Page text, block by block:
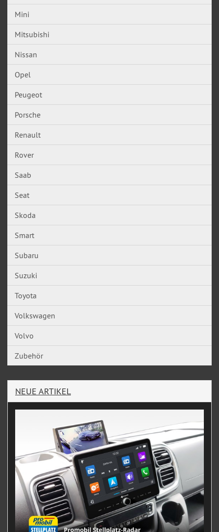
Mini
Mitsubishi
Nissan
Opel
Peugeot
Porsche
Renault
Rover
Saab
Seat
Skoda
Smart
Subaru
Suzuki
Toyota
Volkswagen
Volvo
Zubehör
NEUE ARTIKEL